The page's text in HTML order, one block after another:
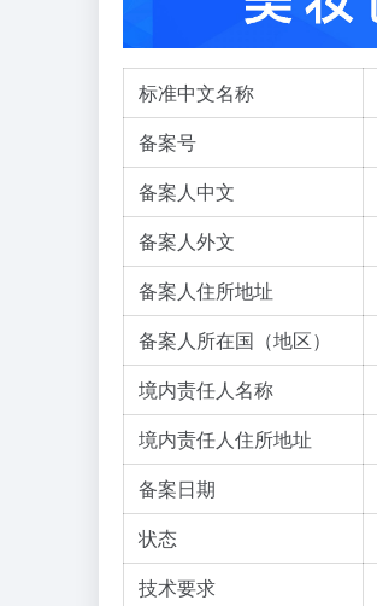
标准中文名称
备案号
备案人中文
备案人外文
备案人住所地址
备案人所在国（地区）
境内责任人名称
境内责任人住所地址
备案日期
状态
技术要求